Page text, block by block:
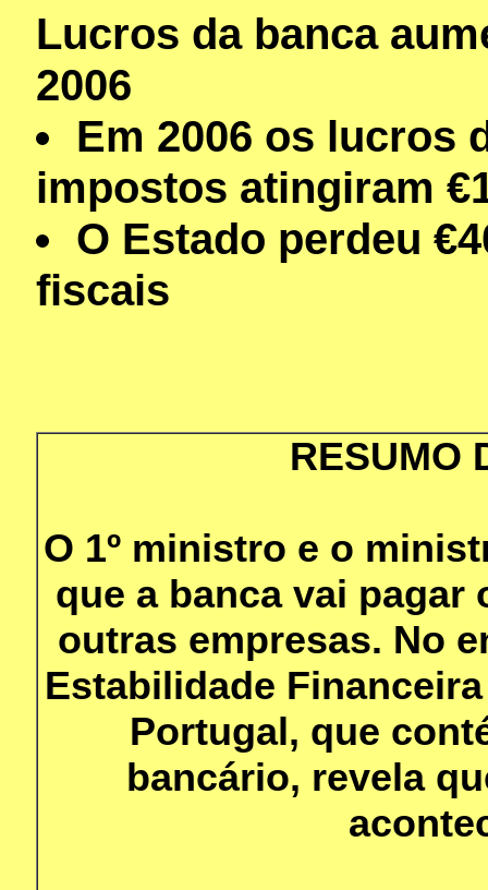
Lucros da banca
2006
Em 2006 os lucros
impostos atingiram
O Estado perdeu
fiscais
RESUMO
O 1º ministro e o
que a banca vai
outras empresas. No
Estabilidade
Portugal, que
bancário, revela